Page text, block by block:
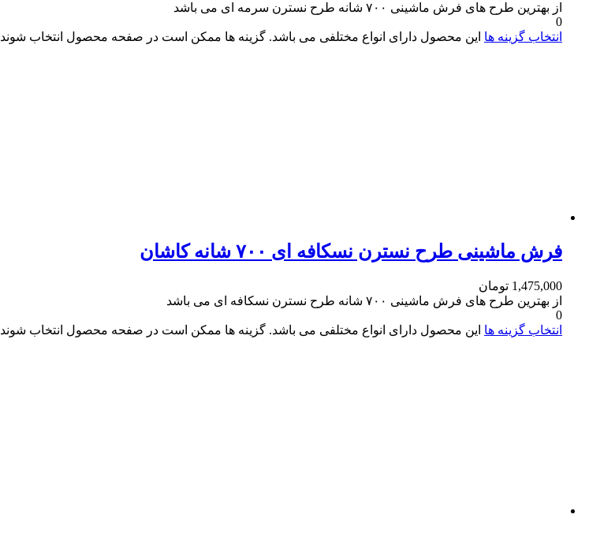
از بهترین طرح های فرش ماشینی ۷۰۰ شانه طرح نسترن سرمه ای می باشد
0
انتخاب گزینه ها این محصول دارای انواع مختلفی می باشد. گزینه ها ممکن است در صفحه محصول انتخاب شوند
فرش ماشینی طرح نسترن نسکافه ای ۷۰۰ شانه کاشان
1,475,000 تومان
از بهترین طرح های فرش ماشینی ۷۰۰ شانه طرح نسترن نسکافه ای می باشد
0
انتخاب گزینه ها این محصول دارای انواع مختلفی می باشد. گزینه ها ممکن است در صفحه محصول انتخاب شوند